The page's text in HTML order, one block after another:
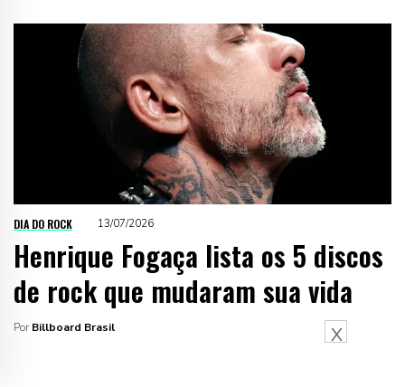
DIA DO ROCK 13/07/2026
Henrique Fogaça lista os 5 discos
de rock que mudaram sua vida
Por Billboard Brasil X